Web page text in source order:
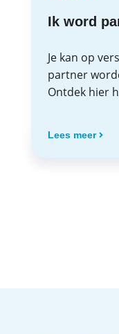
Ik word
Je kan op
partner
Ontdek hier
Lees meer